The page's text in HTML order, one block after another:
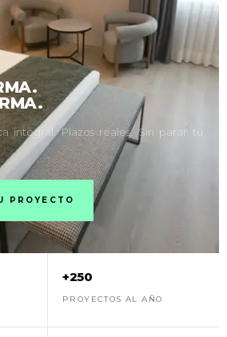
integral. Plazos reales. Sin parar tu
PROYECTO
+250
PROYECTOS AL AÑO